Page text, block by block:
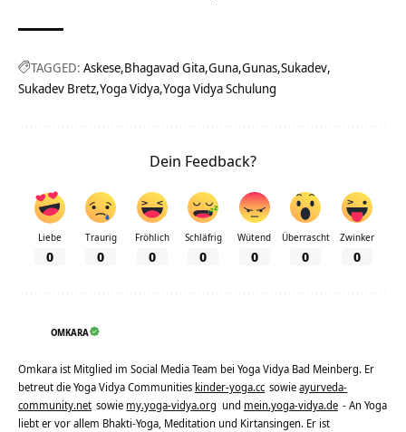
TAGGED: Askese Bhagavad Gita Guna Gunas Sukadev
Sukadev Bretz Yoga Vidya Yoga Vidya Schulung
Dein Feedback?
Liebe
0
Traurig
0
Fröhlich
0
Schläfrig
0
Wütend
0
Überrascht
0
Zwinker
0
OMKARA
Omkara ist Mitglied im Social Media Team bei Yoga Vidya Bad Meinberg. Er
betreut die Yoga Vidya Communities kinder-yoga.cc sowieayurveda-
community.net sowie my.yoga-vidya.org und mein.yoga-vidya.de - An Yoga
liebt er vor allem Bhakti-Yoga, Meditation und Kirtansingen. Er ist